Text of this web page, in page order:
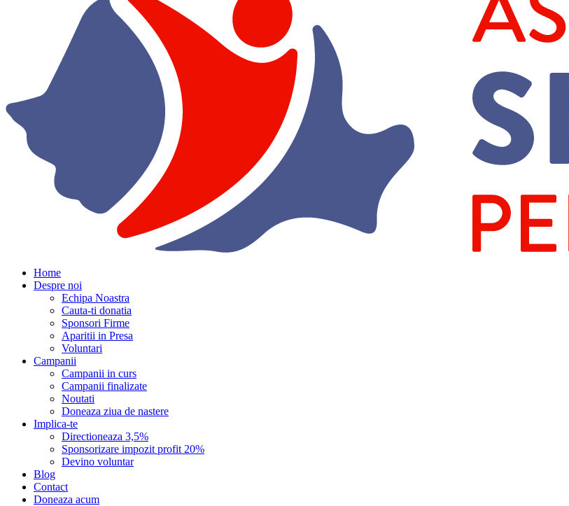
Home
Despre noi
Echipa Noastra
Cauta-ti donatia
Sponsori Firme
Aparitii in Presa
Voluntari
Campanii
Campanii in curs
Campanii finalizate
Noutati
Doneaza ziua de nastere
Implica-te
Directioneaza 3,5%
Sponsorizare impozit profit 20%
Devino voluntar
Blog
Contact
Doneaza acum